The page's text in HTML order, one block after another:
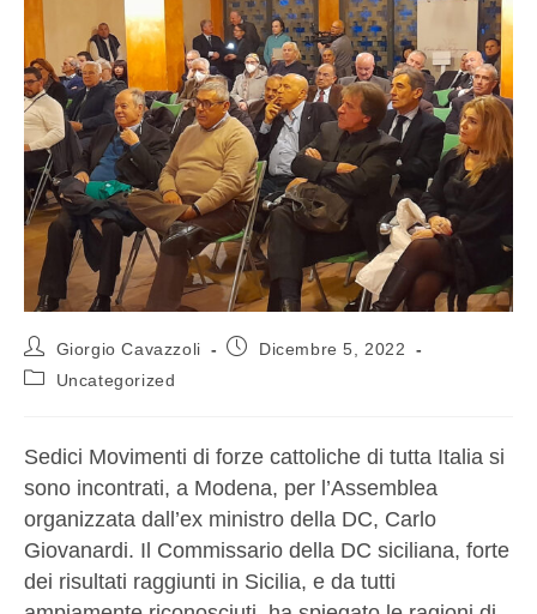
Giorgio Cavazzoli
Dicembre 5, 2022
Uncategorized
Sedici Movimenti di forze cattoliche di tutta Italia si
sono incontrati, a Modena, per l’Assemblea
organizzata dall’ex ministro della DC, Carlo
Giovanardi. Il Commissario della DC siciliana, forte
dei risultati raggiunti in Sicilia, e da tutti